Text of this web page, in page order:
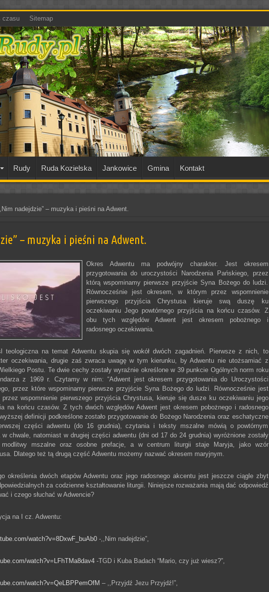
czasu Sitemap
Rudy Ruda Kozielska Jankowice Gmina Kontakt
nadejdzie” – muzyka i pieśni na Adwent.
– muzyka i pieśni na Adwent.
Okres Adwentu ma podwójny charakter. Jest okresem
przygotowania do uroczystości Narodzenia Pańskiego, przez
którą wspominamy pierwsze przyjście Syna Bożego do ludzi.
Równocześnie jest okresem, w którym przez wspomnienie
pierwszego przyjścia Chrystusa kieruje swą duszę ku
oczekiwaniu Jego powtórnego przyjścia na końcu czasów. Z
obu tych względów Adwent jest okresem pobożnego i
radosnego oczekiwania.
teologiczna na temat Adwentu skupia się wokół dwóch zagadnień. Pierwsze z nich, to
oczekiwania, drugie zaś zwraca uwagę w tym kierunku, by Adwentu nie utożsamiać z
Postu. Te dwie cechy zostały wyraźnie określone w 39 punkcie Ogólnych norm roku
z 1969 r. Czytamy w nim: “Adwent jest okresem przygotowania do Uroczystości
przez które wspominamy pierwsze przyjście Syna Bożego do ludzi. Równocześnie jest
wspomnienie pierwszego przyjścia Chrystusa, kieruje się dusze ku oczekiwaniu jego
na końcu czasów. Z tych dwóch względów Adwent jest okresem pobożnego i radosnego
definicji podkreślone zostało przygotowanie do Bożego Narodzenia oraz eschatyczne
części adwentu (do 16 grudnia), czytania i teksty mszalne mówią o powtórnym
chwale, natomiast w drugiej części adwentu (dni od 17 do 24 grudnia) wyróżnione zostały
modlitwy mszalne oraz osobne prefacje, a w centrum liturgii staje Maryja, jako wzór
Dlatego też tą drugą część Adwentu możemy nazwać okresem maryjnym.
określenia dwóch etapów Adwentu oraz jego radosnego akcentu jest jeszcze ciągle zbyt
za codzienne kształtowanie liturgii. Niniejsze rozważania mają dać odpowiedź
i czego słuchać w Adwencie?
na I cz. Adwentu:
watch?v=8DxwF_buAb0-,,Nim nadejdzie”,
watch?v=LFhTMa8dav4-TGD i Kuba Badach “Mario, czy już wiesz?”,
watch?v=QeLBPPemOfM – ,,Przyjdź Jezu Przyjdź!”,